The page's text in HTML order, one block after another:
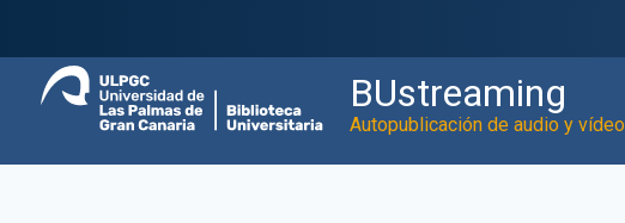
BUstreaming
Autopublicación de audio y vídeo